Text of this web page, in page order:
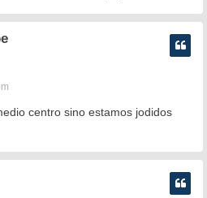
centro sino estamos jodidos